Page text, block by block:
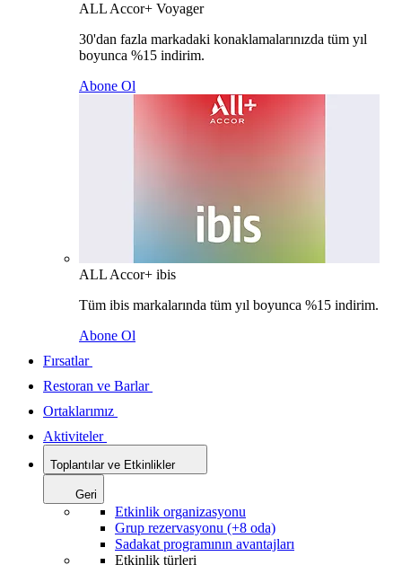
ALL Accor+ Voyager
30'dan fazla markadaki konaklamalarınızda tüm yıl
boyunca %15 indirim.
Abone Ol
ALL Accor+ ibis
Tüm ibis markalarında tüm yıl boyunca %15 indirim.
Abone Ol
Fırsatlar
Restoran ve Barlar
Ortaklarımız
Aktiviteler
Toplantılar ve Etkinlikler
Geri
Etkinlik organizasyonu
Grup rezervasyonu (+8 oda)
Sadakat programının avantajları
Etkinlik türleri